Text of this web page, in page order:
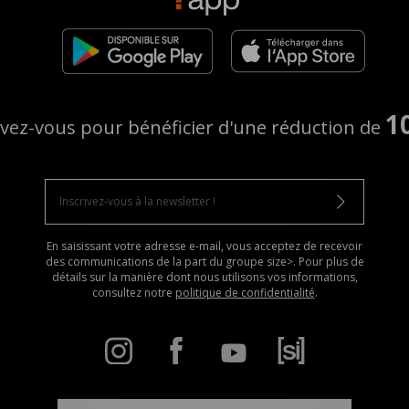
vous pour bénéficier d'une réduction de
En saisissant votre adresse e-mail, vous acceptez de recevoir
des communications de la part du groupe size>. Pour plus de
détails sur la manière dont nous utilisons vos informations,
consultez notre politique de confidentialité.